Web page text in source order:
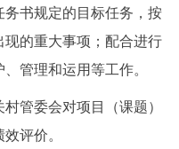
书规定的目标任务，按
的重大事项；配合进行
管理和运用等工作。
管委会对项目（课题）
评价。